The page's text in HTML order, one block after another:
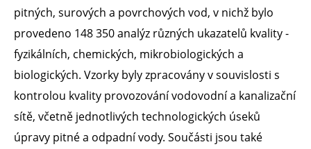
pitných, surových a povrchových vod, v nichž bylo
provedeno 148 350 analýz různých ukazatelů kvality -
fyzikálních, chemických, mikrobiologických a
biologických. Vzorky byly zpracovány v souvislosti s
kontrolou kvality provozování vodovodní a kanalizační
sítě, včetně jednotlivých technologických úseků
úpravy pitné a odpadní vody. Součásti jsou také